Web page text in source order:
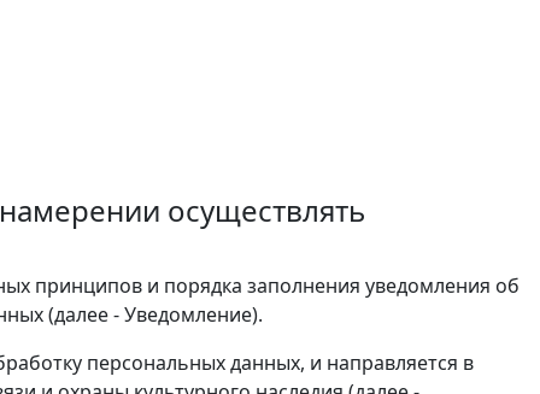
осуществлять
принципов и порядка заполнения уведомления об
(далее - Уведомление).
персональных данных, и направляется в